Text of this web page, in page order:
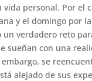
vida personal. Por el
y el domingo por
un verdadero reto
sueñan con una
se
alejado de sus